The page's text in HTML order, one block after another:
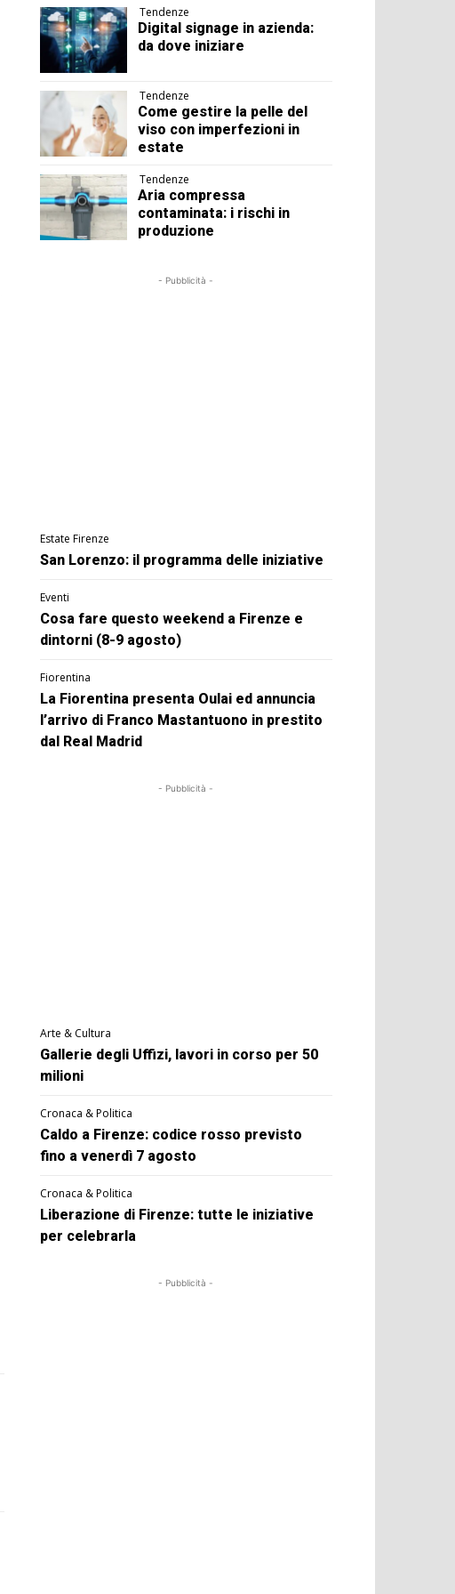
Tendenze
Digital signage in azienda:
da dove iniziare
Tendenze
Come gestire la pelle del
viso con imperfezioni in
estate
Tendenze
Aria compressa
contaminata: i rischi in
produzione
- Pubblicità -
Estate Firenze
San Lorenzo: il programma delle iniziative
Eventi
Cosa fare questo weekend a Firenze e
dintorni (8-9 agosto)
Fiorentina
La Fiorentina presenta Oulai ed annuncia
l’arrivo di Franco Mastantuono in prestito
dal Real Madrid
- Pubblicità -
Arte & Cultura
Gallerie degli Uffizi, lavori in corso per 50
milioni
Cronaca & Politica
Caldo a Firenze: codice rosso previsto
fino a venerdì 7 agosto
Cronaca & Politica
Liberazione di Firenze: tutte le iniziative
per celebrarla
- Pubblicità -